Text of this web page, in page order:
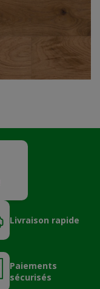
Livraison rapide
Paiements
sécurisés